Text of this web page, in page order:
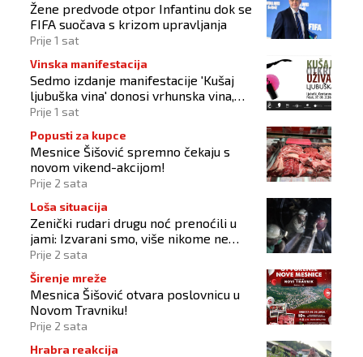
Žene predvode otpor Infantinu dok se
FIFA suočava s krizom upravljanja
Prije 1 sat
Vinska manifestacija
Sedmo izdanje manifestacije 'Kušaj
ljubuška vina' donosi vrhunska vina,
gastronomiju i glazbu
Prije 1 sat
Popusti za kupce
Mesnice Šišović spremno čekaju s
novom vikend-akcijom!
Prije 2 sata
Loša situacija
Zenički rudari drugu noć prenoćili u
jami: Izvarani smo, više nikome ne
vjerujemo
Prije 2 sata
Širenje mreže
Mesnica Šišović otvara poslovnicu u
Novom Travniku!
Prije 2 sata
Hrabra reakcija